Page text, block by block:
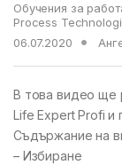
Обучения за
Process
06.07.2020
В това видео ще
Life Expert Profi
Съдържание на
– Избиране